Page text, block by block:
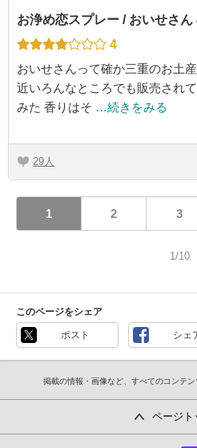
お浄め恋スプレー / おいせさん
4
おいせさんって確か三重のお土
近いろんなところでも販売され
みた 香りはそ …続きをみる
29
1 2 3
1/10
このページをシェア
ポスト シェ
掲載の情報・画像など、すべてのコンテン
ページト